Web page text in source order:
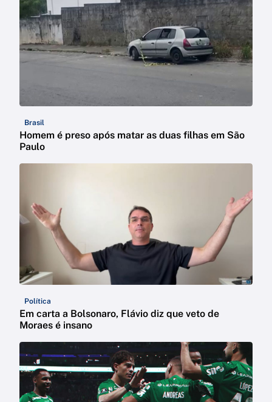
Brasil
Homem é preso após matar as duas filhas em São
Paulo
Política
Em carta a Bolsonaro, Flávio diz que veto de
Moraes é insano